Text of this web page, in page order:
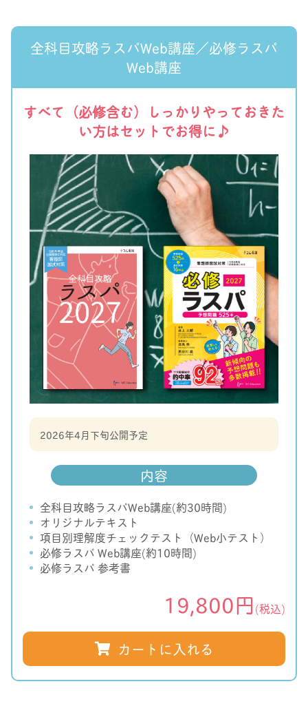
全科目攻略ラスパWeb講座／必修ラスパ
Web講座
すべて（必修含む）しっかりやっておきた
い方はセットでお得に♪
2026年4月下旬公開予定
内容
全科目攻略ラスパWeb講座(約30時間)
オリジナルテキスト
項目別理解度チェックテスト（Web小テスト）
必修ラスパ Web講座(約10時間)
必修ラスパ 参考書
19,800円(税込)
カートに入れる